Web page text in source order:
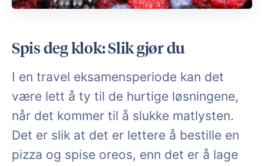
Spis deg klok: Slik gjør du
I en travel eksamensperiode kan det
være lett å ty til de hurtige løsningene,
når det kommer til å slukke matlysten.
Det er slik at det er lettere å bestille en
pizza og spise oreos, enn det er å lage